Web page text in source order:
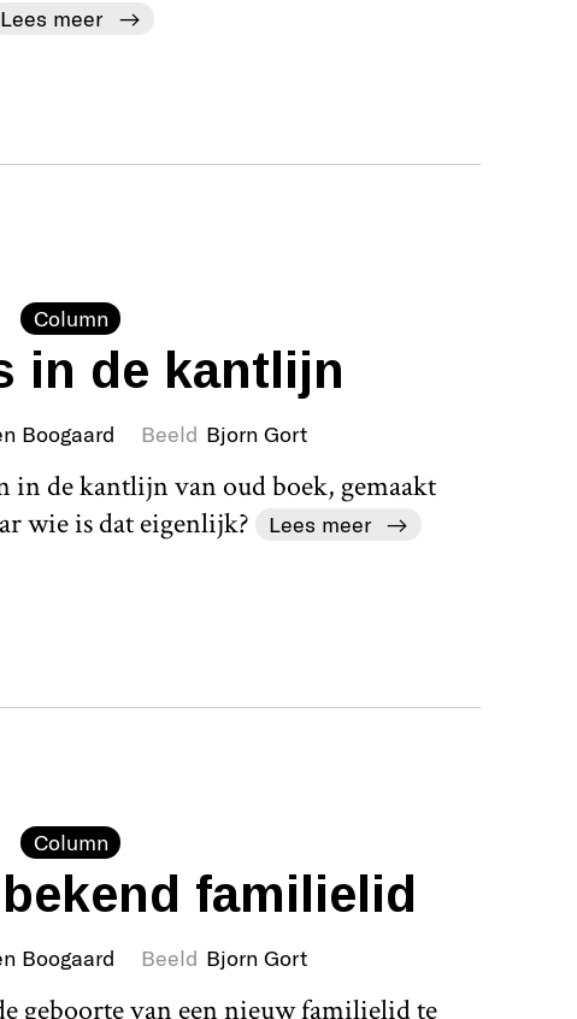
Lees meer
Column
in de kantlijn
Boogaard Beeld Bjorn Gort
in de kantlijn van oud boek, gemaakt
wie is dat eigenlijk?
Lees meer
Column
familielid
Boogaard Beeld Bjorn Gort
geboorte van een nieuw familielid te